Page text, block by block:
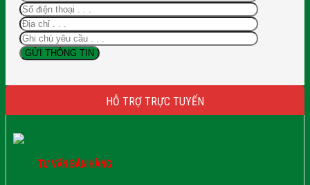
HỖ TRỢ TRỰC TUYẾN
TƯ VẤN BÁN HÀNG